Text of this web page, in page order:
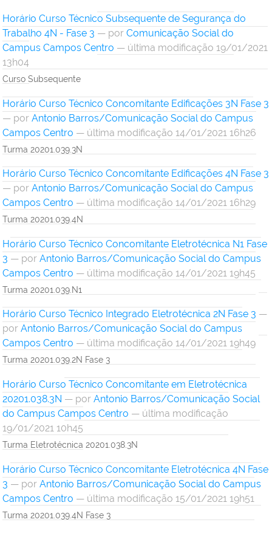
Horário Curso Técnico Subsequente de Segurança do
Trabalho 4N - Fase 3 — por Comunicação Social do
Campus Campos Centro — última modificação 19/01/2021
13h04
Curso Subsequente
Horário Curso Técnico Concomitante Edificações 3N Fase 3
— por Antonio Barros/Comunicação Social do Campus
Campos Centro — última modificação 14/01/2021 16h26
Turma 20201.039.3N
Horário Curso Técnico Concomitante Edificações 4N Fase 3
— por Antonio Barros/Comunicação Social do Campus
Campos Centro — última modificação 14/01/2021 16h29
Turma 20201.039.4N
Horário Curso Técnico Concomitante Eletrotécnica N1 Fase
3 — por Antonio Barros/Comunicação Social do Campus
Campos Centro — última modificação 14/01/2021 19h45
Turma 20201.039.N1
Horário Curso Técnico Integrado Eletrotécnica 2N Fase 3 —
por Antonio Barros/Comunicação Social do Campus
Campos Centro — última modificação 14/01/2021 19h49
Turma 20201.039.2N Fase 3
Horário Curso Técnico Concomitante em Eletrotécnica
20201.038.3N — por Antonio Barros/Comunicação Social
do Campus Campos Centro — última modificação
19/01/2021 10h45
Turma Eletrotécnica 20201.038.3N
Horário Curso Técnico Concomitante Eletrotécnica 4N Fase
3 — por Antonio Barros/Comunicação Social do Campus
Campos Centro — última modificação 15/01/2021 19h51
Turma 20201.039.4N Fase 3